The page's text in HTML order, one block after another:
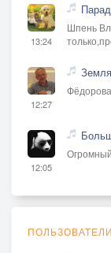
13:24
Шпень
12:27
12:05